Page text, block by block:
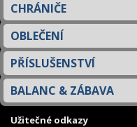
CHRÁNIČE
OBLEČENÍ
PŘÍSLUŠENSTVÍ
BALANC & ZÁBAVA
Užitečné odkazy